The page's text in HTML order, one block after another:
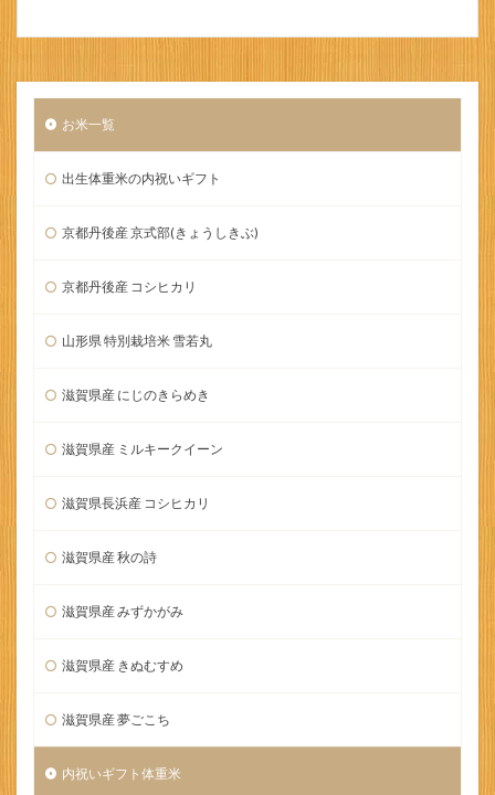
お米一覧
出生体重米の内祝いギフト
京都丹後産 京式部(きょうしきぶ)
京都丹後産 コシヒカリ
山形県 特別栽培米 雪若丸
滋賀県産 にじのきらめき
滋賀県産 ミルキークイーン
滋賀県長浜産 コシヒカリ
滋賀県産 秋の詩
滋賀県産 みずかがみ
滋賀県産 きぬむすめ
滋賀県産 夢ごこち
内祝いギフト体重米